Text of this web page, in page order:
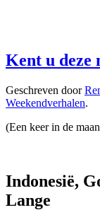
Kent u deze
Geschreven door
Weekendverhalen.
(Een keer in de
Indonesië,
Lange